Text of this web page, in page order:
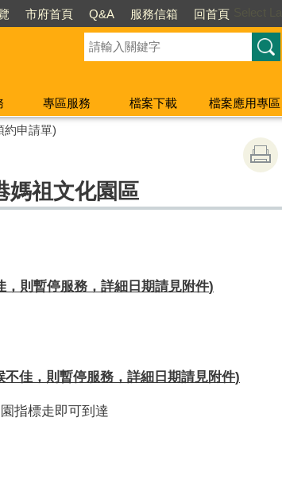
市府首頁 Q&A 服務信箱 回首頁
專區服務 檔案下載
檔案應用專區
約申請單)
媽祖文化園區
，則暫停服務，詳細日期請見附件)
佳，則暫停服務，詳細日期請見附件)
指標走即可到達